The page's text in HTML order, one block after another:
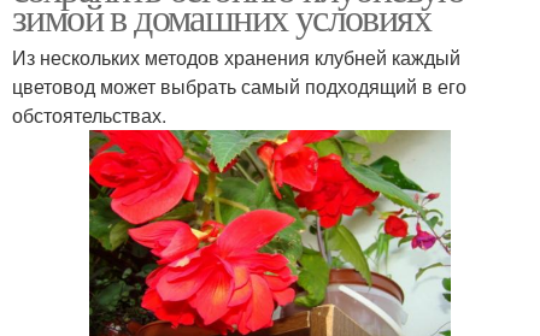
зимой в домашних условиях
Из нескольких методов хранения клубней каждый
цветовод может выбрать самый подходящий в его
обстоятельствах.